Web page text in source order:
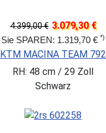
4.399,00 € 3.079,30 €
Sie SPAREN: 1.319,70 € *)
KTM MACINA TEAM 792
RH: 48 cm / 29 Zoll
Schwarz